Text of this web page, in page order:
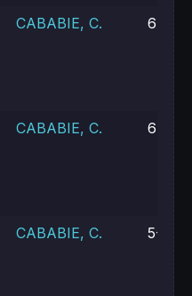
CABABIE, C. 6-3,
CABABIE, C. 6-1,
CABABIE, C. 5-7,